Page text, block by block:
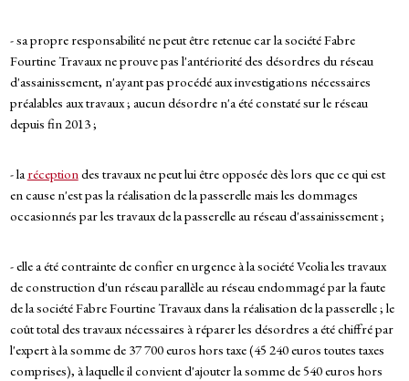
- sa propre responsabilité ne peut être retenue car la société Fabre
Fourtine Travaux ne prouve pas l'antériorité des désordres du réseau
d'assainissement, n'ayant pas procédé aux investigations nécessaires
préalables aux travaux ; aucun désordre n'a été constaté sur le réseau
depuis fin 2013 ;
- laréceptiondes travaux ne peut lui être opposée dès lors que ce qui est
en cause n'est pas la réalisation de la passerelle mais les dommages
occasionnés par les travaux de la passerelle au réseau d'assainissement ;
- elle a été contrainte de confier en urgence à la société Veolia les travaux
de construction d'un réseau parallèle au réseau endommagé par la faute
de la société Fabre Fourtine Travaux dans la réalisation de la passerelle ; le
coût total des travaux nécessaires à réparer les désordres a été chiffré par
l'expert à la somme de 37 700 euros hors taxe (45 240 euros toutes taxes
comprises), à laquelle il convient d'ajouter la somme de 540 euros hors